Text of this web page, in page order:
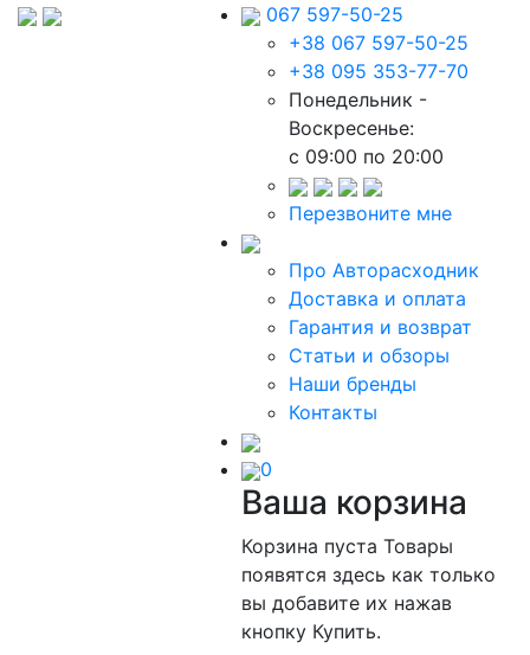
067 597-50-25
+38 067 597-50-25
+38 095 353-77-70
Понедельник -
Воскресенье:
c 09:00 по 20:00
Перезвоните мне
Про Авторасходник
Доставка и оплата
Гарантия и возврат
Статьи и обзоры
Наши бренды
Контакты
0
Ваша корзина
Корзина пустаТовары
появятся здесь как только
вы добавите их нажав
кнопку Купить.